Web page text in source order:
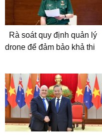
Rà soát quy định quản lý
drone để đảm bảo khả thi